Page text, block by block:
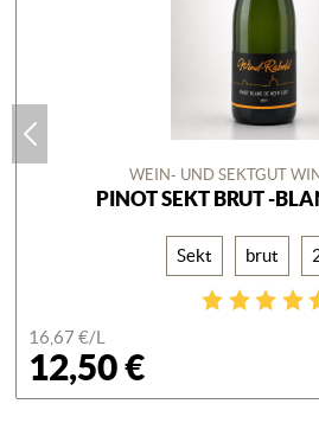
WEIN- UND SEKTGUT
PINOT SEKT BRUT -
Sekt brut
16,67 €/L
12,50 €